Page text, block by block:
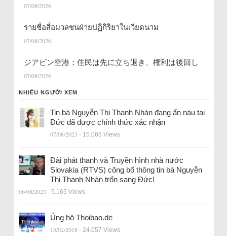
07/08/2026
รายชื่อสื่อมวลชนฝ่ายปฏิกิริยาในเวียดนาม
07/08/2026
ジアビン空港：住民は先に立ち退き、権利は後回し
07/08/2026
NHIỀU NGƯỜI XEM
Tin bà Nguyễn Thị Thanh Nhàn đang ẩn náu tại
Đức đã được chính thức xác nhận
07/08/2023 - 15.066 Views
Đài phát thanh và Truyền hình nhà nước
Slovakia (RTVS) công bố thông tin bà Nguyễn
Thị Thanh Nhàn trốn sang Đức!
06/08/2023 - 5.165 Views
Ủng hộ Thoibao.de
15/02/2018 - 24.057 Views